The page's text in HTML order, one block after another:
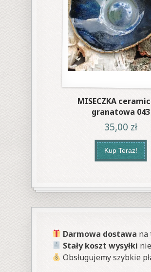
MISECZKA
granatowa 043
35,00 zł
Kup Teraz!
Darmowa dostawa na
Stały koszt wysyłki
Obsługujemy szybkie